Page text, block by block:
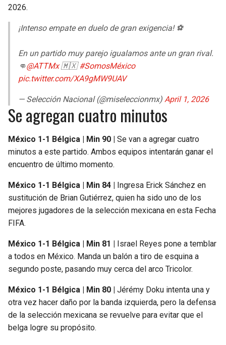
2026.
¡Intenso empate en duelo de gran exigencia! ⚽️
En un partido muy parejo igualamos ante un gran rival.
👊@ATTMx🇲🇽#SomosMéxico
pic.twitter.com/XA9gMW9UAV
— Selección Nacional (@miseleccionmx) April 1, 2026
Se agregan cuatro minutos
México 1-1 Bélgica | Min 90 | Se van a agregar cuatro
minutos a este partido. Ambos equipos intentarán ganar el
encuentro de último momento.
México 1-1 Bélgica | Min 84 | Ingresa Erick Sánchez en
sustitución de Brian Gutiérrez, quien ha sido uno de los
mejores jugadores de la selección mexicana en esta Fecha
FIFA.
México 1-1 Bélgica | Min 81 | Israel Reyes pone a temblar
a todos en México. Manda un balón a tiro de esquina a
segundo poste, pasando muy cerca del arco Tricolor.
México 1-1 Bélgica | Min 80 | Jérémy Doku intenta una y
otra vez hacer daño por la banda izquierda, pero la defensa
de la selección mexicana se revuelve para evitar que el
belga logre su propósito.